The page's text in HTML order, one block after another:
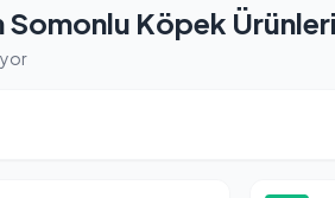
Somonlu Köpek Ürünleri